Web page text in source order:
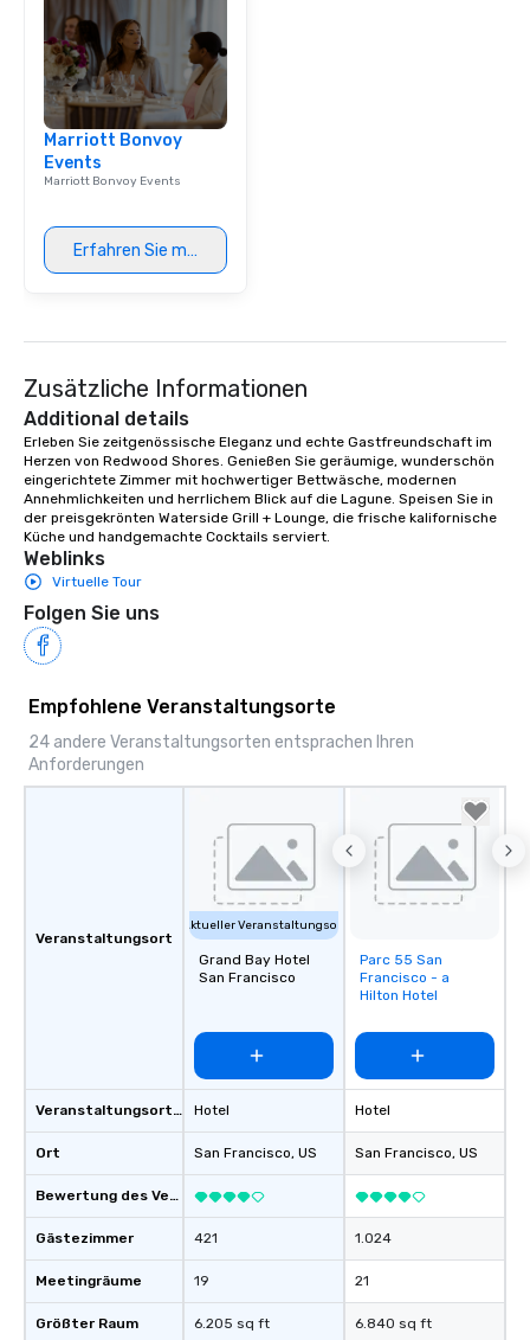
Marriott Bonvoy
Events
Marriott Bonvoy Events
Erfahren Sie mehr
Zusätzliche Informationen
Additional details
Erleben Sie zeitgenössische Eleganz und echte Gastfreundschaft im
Herzen von Redwood Shores. Genießen Sie geräumige, wunderschön
eingerichtete Zimmer mit hochwertiger Bettwäsche, modernen
Annehmlichkeiten und herrlichem Blick auf die Lagune. Speisen Sie in
der preisgekrönten Waterside Grill + Lounge, die frische kalifornische
Küche und handgemachte Cocktails serviert.
Weblinks
Virtuelle Tour
Folgen Sie uns
Empfohlene Veranstaltungsorte
24 andere Veranstaltungsorten entsprachen Ihren
Anforderungen
Veranstaltungsort
Veranstaltungsortstyp
Ort
Bewertung des Veranstaltungsortes
Gästezimmer
Meetingräume
Größter Raum
Aktueller Veranstaltungsort
Grand Bay Hotel
San Francisco
Hotel
San Francisco, US
421
19
6.205 sq ft
Removed from
favorites
Parc 55 San
Francisco - a
Hilton Hotel
Hotel
San Francisco, US
1.024
21
6.840 sq ft